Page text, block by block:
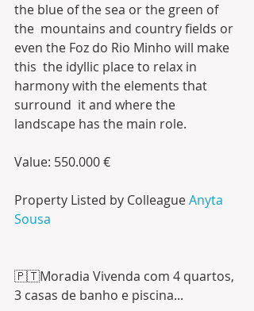
the blue of the sea or the green of
the  mountains and country fields or
even the Foz do Rio Minho will make
this  the idyllic place to relax in
harmony with the elements that
surround  it and where the
landscape has the main role.
Value: 550.000 €
Property Listed by Colleague Anyta
Sousa
🇵🇹Moradia Vivenda com 4 quartos,
3 casas de banho e piscina...